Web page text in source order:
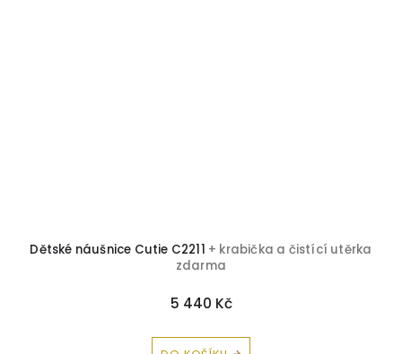
Dětské náušnice Cutie C2211 + krabička a čistící utěrka
zdarma
5 440 Kč